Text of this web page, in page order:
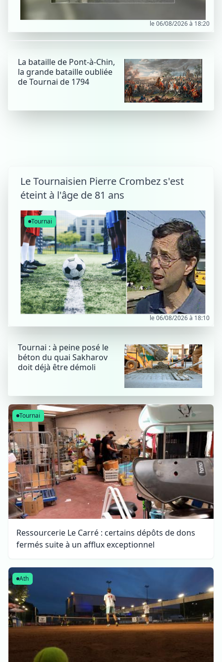
le 06/08/2026 à 18:20
La bataille de Pont-à-Chin,
la grande bataille oubliée
de Tournai de 1794
Le Tournaisien Pierre Crombez s'est
éteint à l'âge de 81 ans
le 06/08/2026 à 18:10
Tournai
Tournai : à peine posé le
béton du quai Sakharov
doit déjà être démoli
Tournai
Ressourcerie Le Carré : certains dépôts de dons
fermés suite à un afflux exceptionnel
Ath